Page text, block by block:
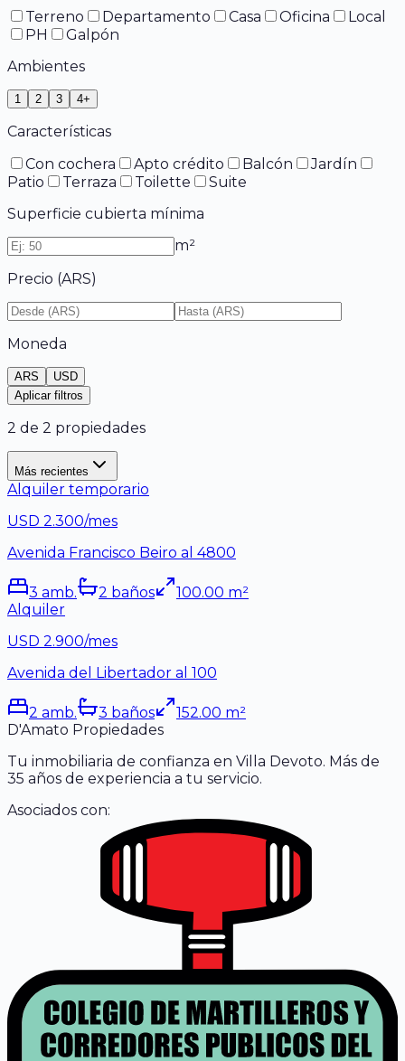
Terreno Departamento Casa Oficina
Local
PH
Galpón
Ambientes
1 2 3 4+
Características
Con cochera
Apto crédito Balcón
Jardín
Patio
Terraza Toilette
Suite
Superficie cubierta mínima
m²
Precio (ARS)
Moneda
ARS
USD
Aplicar filtros
2 de 2 propiedades
Más recientes
Alquiler temporario
USD 2.300/mes
Avenida Francisco Beiro al 4800
3 amb. 2 baños 100.00 m²
Alquiler
USD 2.900/mes
Avenida del Libertador al 100
2 amb. 3 baños 152.00 m²
D'Amato Propiedades
Tu inmobiliaria de confianza en Villa Devoto. Más de
35 años de experiencia a tu servicio.
Asociados con: